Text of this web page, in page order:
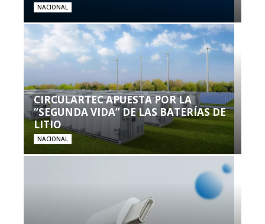
NACIONAL
CIRCULARTEC APUESTA POR LA
“SEGUNDA VIDA” DE LAS BATERÍAS DE
LITIO
NACIONAL